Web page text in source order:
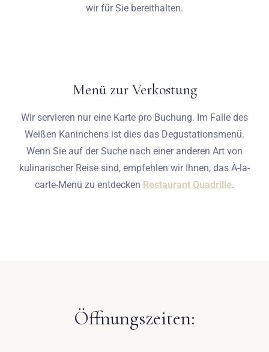
wir für Sie bereithalten.
Menü zur Verkostung
Wir servieren nur eine Karte pro Buchung. Im Falle des
Weißen Kaninchens ist dies das Degustationsmenü.
Wenn Sie auf der Suche nach einer anderen Art von
kulinarischer Reise sind, empfehlen wir Ihnen, das À-la-
carte-Menü zu entdecken Restaurant Quadrille.
Öffnungszeiten: